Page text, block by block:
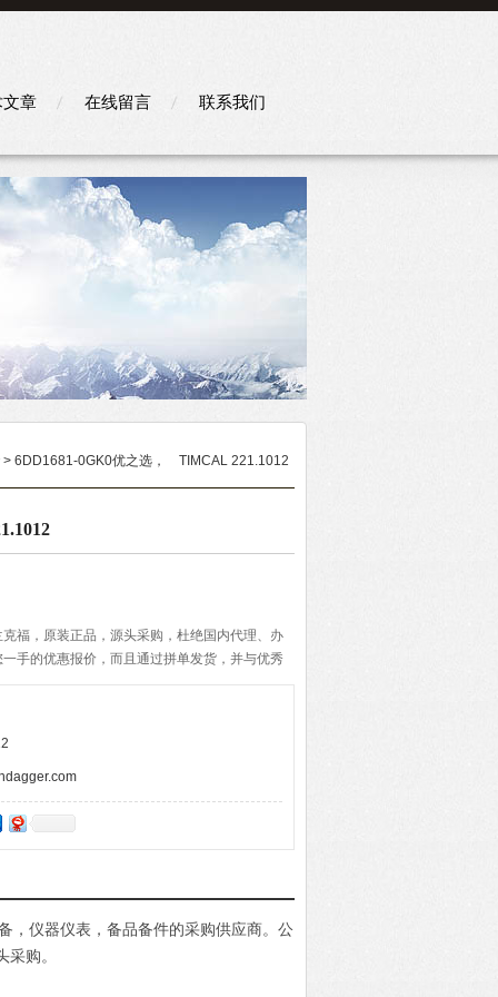
章 在线留言 联系我们
> 6DD1681-0GK0优之选， TIMCAL 221.1012
福，原装正品，源头采购，杜绝国内代理、办
手的优惠报价，而且通过拼单发货，并与优秀
准确与快速，带给客户便捷的购物体验。
，仪器仪表，备品备件的采购供应商。公
购。